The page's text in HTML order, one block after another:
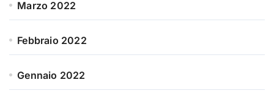
Marzo 2022
Febbraio 2022
Gennaio 2022